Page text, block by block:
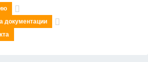
документации